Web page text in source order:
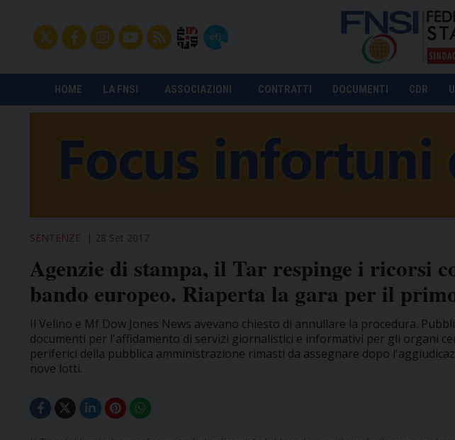
HOME LA FNSI ASSOCIAZIONI CONTRATTI DOCUMENTI CDR
SENTENZE
Agenzie di stampa, il Tar respinge i ricorsi
bando europeo. Riaperta la gara per il
Il Velino e Mf Dow Jones News avevano chiesto di annullare la procedura.
documenti per l'affidamento di servizi giornalistici e informativi per gli organi
periferici della pubblica amministrazione rimasti da assegnare dopo
nove lotti.